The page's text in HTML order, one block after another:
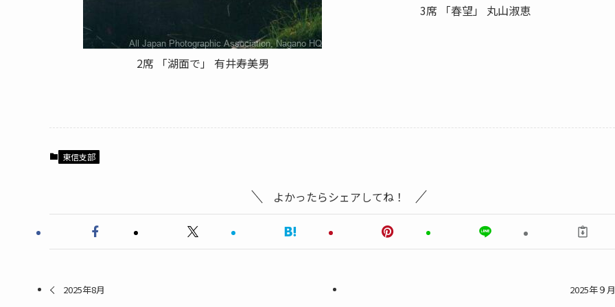
2席 「湖面で」 有井寿美男
3席 「春望」 丸山淑恵
東信支部
よかったらシェアしてね！
2025年8月 2025年９月